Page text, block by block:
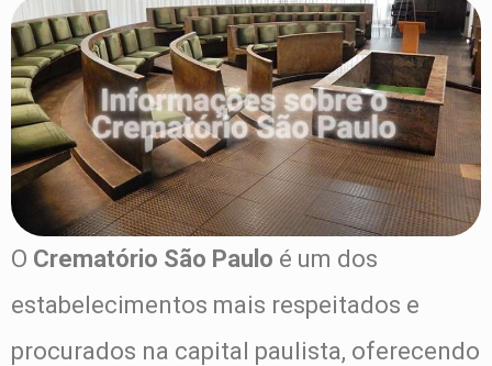
O Crematório São Paulo é um dos
estabelecimentos mais respeitados e
procurados na capital paulista, oferecendo